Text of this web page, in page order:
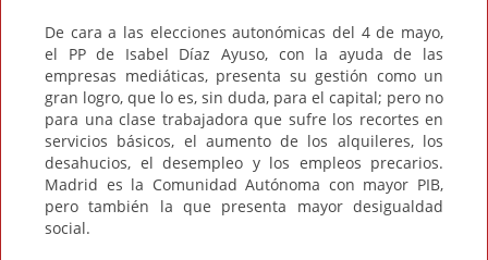
De cara a las elecciones autonómicas del 4 de mayo,
el PP de Isabel Díaz Ayuso, con la ayuda de las
empresas mediáticas, presenta su gestión como un
gran logro, que lo es, sin duda, para el capital; pero no
para una clase trabajadora que sufre los recortes en
servicios básicos, el aumento de los alquileres, los
desahucios, el desempleo y los empleos precarios.
Madrid es la Comunidad Autónoma con mayor PIB,
pero también la que presenta mayor desigualdad
social.